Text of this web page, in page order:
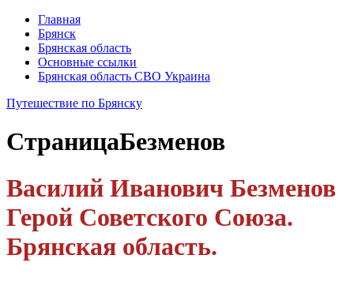
Главная
Брянск
Брянская область
Основные ссылки
Брянская область СВО Украина
Путешествие по Брянску
СтраницаБезменов
Василий Иванович Безменов
Герой Советского Союза.
Брянская область.